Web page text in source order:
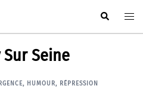
Rechercher
Sur Seine
, HUMOUR, RÉPRESSION